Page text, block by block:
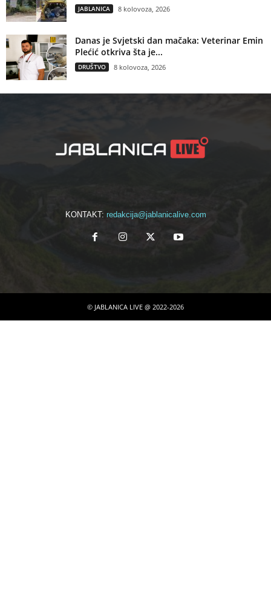
JABLANICA 8 kolovoza, 2026
Danas je Svjetski dan mačaka: Veterinar Emin
Plećić otkriva šta je...
DRUŠTVO 8 kolovoza, 2026
KONTAKT: redakcija@jablanicalive.com
© JABLANICA LIVE @ 2022-2026